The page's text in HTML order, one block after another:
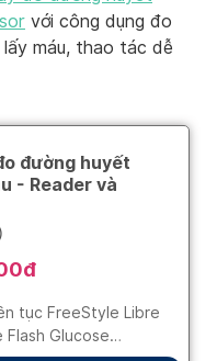
với công dụng đo
máu, thao tác dễ